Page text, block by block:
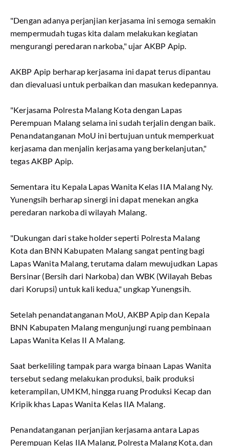
"Dengan adanya perjanjian kerjasama ini semoga semakin
mempermudah tugas kita dalam melakukan kegiatan
mengurangi peredaran narkoba," ujar AKBP Apip.
AKBP Apip berharap kerjasama ini dapat terus dipantau
dan dievaluasi untuk perbaikan dan masukan kedepannya.
"Kerjasama Polresta Malang Kota dengan Lapas
Perempuan Malang selama ini sudah terjalin dengan baik.
Penandatanganan MoU ini bertujuan untuk memperkuat
kerjasama dan menjalin kerjasama yang berkelanjutan,"
tegas AKBP Apip.
Sementara itu Kepala Lapas Wanita Kelas IIA Malang Ny.
Yunengsih berharap sinergi ini dapat menekan angka
peredaran narkoba di wilayah Malang.
"Dukungan dari stake holder seperti Polresta Malang
Kota dan BNN Kabupaten Malang sangat penting bagi
Lapas Wanita Malang, terutama dalam mewujudkan Lapas
Bersinar (Bersih dari Narkoba) dan WBK (Wilayah Bebas
dari Korupsi) untuk kali kedua," ungkap Yunengsih.
Setelah penandatanganan MoU, AKBP Apip dan Kepala
BNN Kabupaten Malang mengunjungi ruang pembinaan
Lapas Wanita Kelas II A Malang.
Saat berkeliling tampak para warga binaan Lapas Wanita
tersebut sedang melakukan produksi, baik produksi
keterampilan, UMKM, hingga ruang Produksi Kecap dan
Kripik khas Lapas Wanita Kelas IIA Malang.
Penandatanganan perjanjian kerjasama antara Lapas
Perempuan Kelas IIA Malang, Polresta Malang Kota, dan